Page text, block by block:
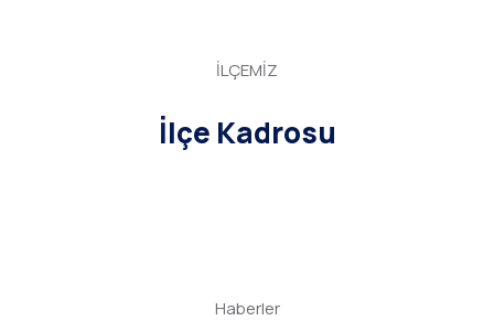
İLÇEMİZ
İlçe Kadrosu
Haberler